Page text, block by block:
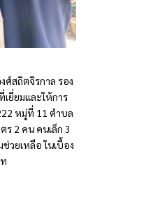
สถิตจิรกาล รอง
ยี่ยมและให้การ
หมู่ที่ 11 ตำบล
2 คน คนเล็ก 3
วยเหลือ ในเบื้อง